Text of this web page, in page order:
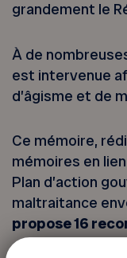
grandement le
À de
est intervenue
d’âgisme et de
Ce mémoire,
mémoires en
Plan d’action
maltraitance
propose 16